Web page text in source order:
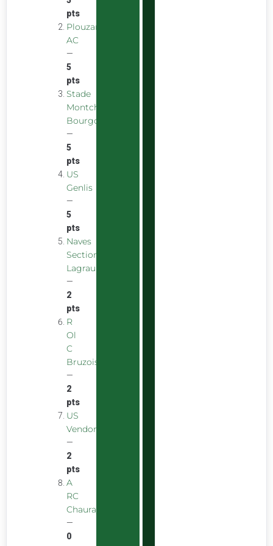
pts
Plouzane
AC
—
5
pts
Stade
Montchaninois
Bourgogne
—
5
pts
US
Genlis
—
5
pts
Naves
Section
Lagraulière
—
2
pts
R
Ol
C
Bruzois
—
2
pts
US
Vendomoise
—
2
pts
A
RC
Chauray
—
0